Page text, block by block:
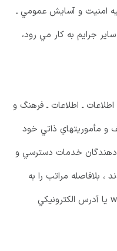
امنيت و آسايش عمومي ـ
جرايم به كار مي رود،
ـ اطلاعات ـ فرهنگ و
و مأموريتهاي ذاتي خود
دهندگان خدمات دسترسي و
بلافاصله مراتب را به
دبيرخانه مستقر در دادستاني كل كشور از طريق سايت دادستاني به آدرس www.dadsetani.ir يا آدرس الكترونيكي